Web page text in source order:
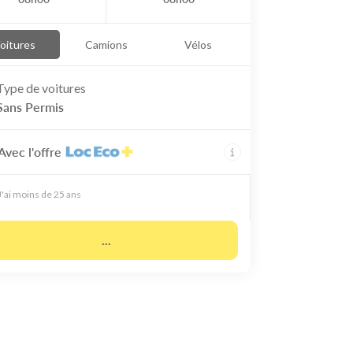
Camions Vélos
devoitures
Permis
l'offre
moins de 25 ans